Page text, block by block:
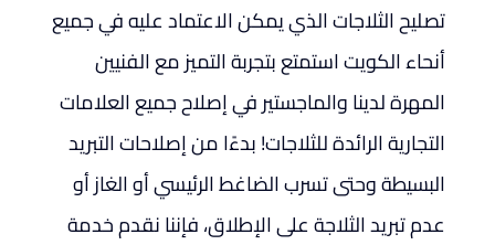
تصليح الثلاجات الذي يمكن الاعتماد عليه في جميع
أنحاء الكويت استمتع بتجربة التميز مع الفنيين
المهرة لدينا والماجستير في إصلاح جميع العلامات
التجارية الرائدة للثلاجات! بدءًا من إصلاحات التبريد
البسيطة وحتى تسرب الضاغط الرئيسي أو الغاز أو
عدم تبريد الثلاجة على الإطلاق، فإننا نقدم خدمة